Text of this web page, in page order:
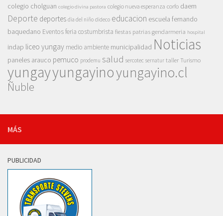
colegio cholguan colegio divina pastora colegio nueva esperanza corfo daem
Deporte deportes dia del niño dideco educacion escuela fernando
baquedano Eventosferia costumbrista fiestas patrias gendarmeria hospital
indap liceo yungay medio ambiente municipalidad Noticias
paneles arauco pemuco prodemu salud sercotec sernatur taller Turismo
yungayyungayinoyungayino.cl
Ñuble
MÁS
PUBLICIDAD